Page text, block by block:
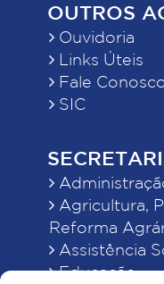
OUTROS
Ouvidoria
Links Úteis
Fale
SIC
Agricultura,
Reforma
Assistência
Educação